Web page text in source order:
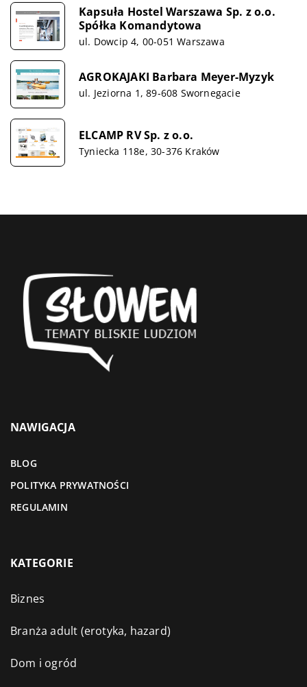
Kapsuła Hostel Warszawa Sp. z o.o.
Spółka Komandytowa
ul. Dowcip 4, 00-051 Warszawa
AGROKAJAKI Barbara Meyer-Myzyk
ul. Jeziorna 1, 89-608 Swornegacie
ELCAMP RV Sp. z o.o.
Tyniecka 118e, 30-376 Kraków
NAWIGACJA
BLOG
POLITYKA PRYWATNOŚCI
REGULAMIN
KATEGORIE
Biznes
Branża adult (erotyka, hazard)
Dom i ogród